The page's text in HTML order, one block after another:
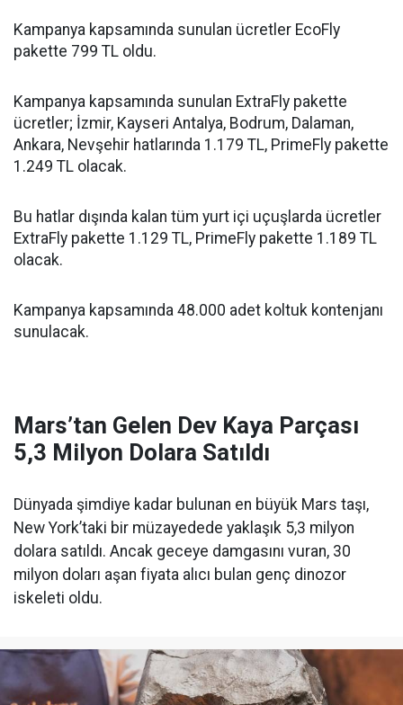
Kampanya kapsamında sunulan ücretler EcoFly
pakette 799 TL oldu.
Kampanya kapsamında sunulan ExtraFly pakette
ücretler; İzmir, Kayseri Antalya, Bodrum, Dalaman,
Ankara, Nevşehir hatlarında 1.179 TL, PrimeFly pakette
1.249 TL olacak.
Bu hatlar dışında kalan tüm yurt içi uçuşlarda ücretler
ExtraFly pakette 1.129 TL, PrimeFly pakette 1.189 TL
olacak.
Kampanya kapsamında 48.000 adet koltuk kontenjanı
sunulacak.
Mars’tan Gelen Dev Kaya Parçası
5,3 Milyon Dolara Satıldı
Dünyada şimdiye kadar bulunan en büyük Mars taşı,
New York’taki bir müzayedede yaklaşık 5,3 milyon
dolara satıldı. Ancak geceye damgasını vuran, 30
milyon doları aşan fiyata alıcı bulan genç dinozor
iskeleti oldu.